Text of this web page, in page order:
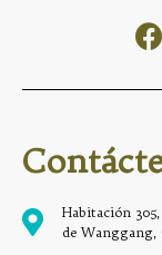
Habitación
de Wanggang,